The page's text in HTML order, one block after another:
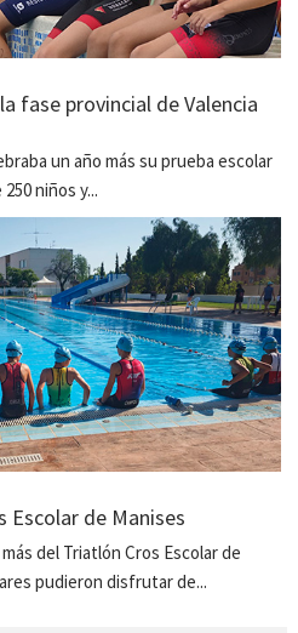
fase provincial de Valencia
un año más su prueba escolar
niños y...
Escolar de Manises
del Triatlón Cros Escolar de
pudieron disfrutar de...